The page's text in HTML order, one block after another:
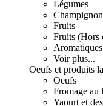
Légumes
Fruits
Fruits (Hors
Aromatiques
Voir plus...
Oeufs et produits
Oeufs
Fromage au
Yaourt et